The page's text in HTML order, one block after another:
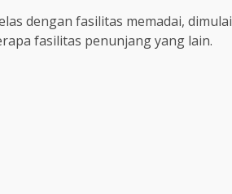
dengan fasilitas memadai, dimulai
fasilitas penunjang yang lain.